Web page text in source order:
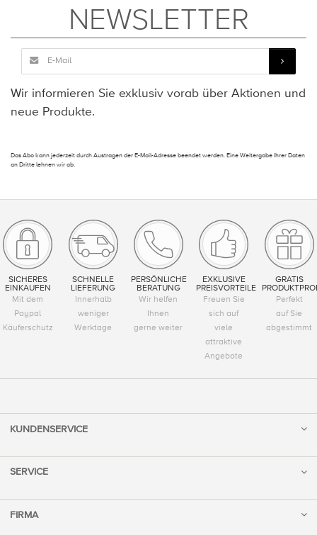
NEWSLETTER
Wir informieren Sie exklusiv vorab über Aktionen und
neue Produkte.
Das Abo kann jederzeit durch Austragen der E-Mail-Adresse beendet werden. Eine Weitergabe Ihrer Daten
an Dritte lehnen wir ab.
SICHERES
EINKAUFEN
Mit dem
Paypal
Käuferschutz
SCHNELLE
LIEFERUNG
Innerhalb
weniger
Werktage
PERSÖNLICHE
BERATUNG
Wir helfen
Ihnen
gerne weiter
EXKLUSIVE
PREISVORTEILE
Freuen Sie
sich auf
viele
attraktive
Angebote
GRATIS
Perfekt
auf Sie
abgestimmt
KUNDENSERVICE
SERVICE
FIRMA